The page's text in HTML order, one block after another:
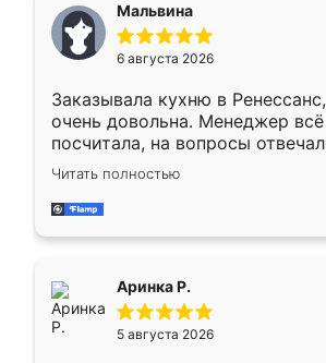
меньше, здесь же он более
Мне нравится ,если что-то
мебели буду заказывать только
Мальвина
6 августа 2026
Заказывала кухню в
очень довольна. Менеджер
посчитала, на вопросы
Замерщик приехал в субботу,
делу со всей
за день, ребята работали
Читать полностью
Аринка Р.
5 августа 2026